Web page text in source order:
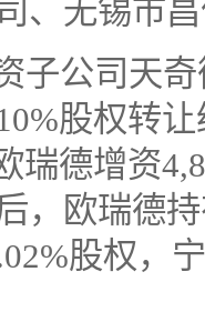
、无锡市
子公司天
股权转
瑞德增资
，欧瑞德
股权，